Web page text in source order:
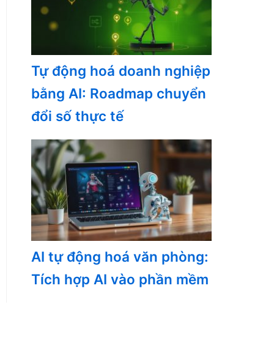
Tự động hoá doanh nghiệp
bằng AI: Roadmap chuyển
đổi số thực tế
AI tự động hoá văn phòng:
Tích hợp AI vào phần mềm